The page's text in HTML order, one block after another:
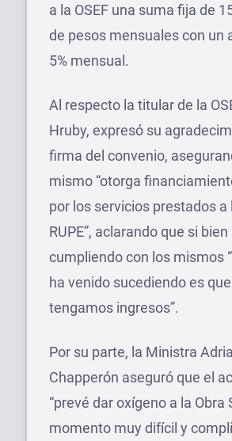
a la OSEF una suma fija de
de pesos mensuales con un
5% mensual.
Al respecto la titular de la
Hruby, expresó su
firma del convenio,
mismo “otorga
por los servicios prestados
RUPE”, aclarando que si
cumpliendo con los mismos
ha venido sucediendo es
tengamos ingresos”.
Por su parte, la Ministra
Chapperón aseguró que el
“prevé dar oxígeno a la Obra
momento muy difícil y